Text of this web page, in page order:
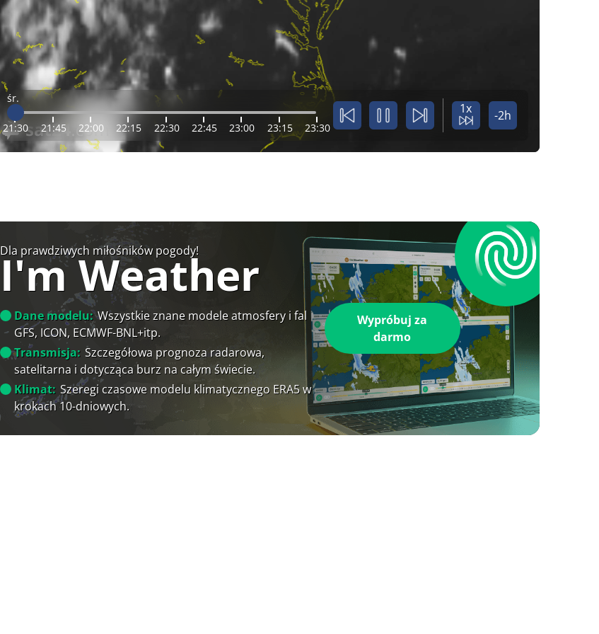
śr.
21:30 21:45 22:00 22:15 22:30 22:45 23:00 23:15 23:30
1x -2h
Dla prawdziwych miłośników pogody!
I'm Weather
Dane modelu: Wszystkie znane modele atmosfery i fal
GFS, ICON, ECMWF-BNL+itp.
Transmisja: Szczegółowa prognoza radarowa,
satelitarna i dotycząca burz na całym świecie.
Klimat: Szeregi czasowe modelu klimatycznego ERA5 w
krokach 10-dniowych.
Wypróbuj za
darmo